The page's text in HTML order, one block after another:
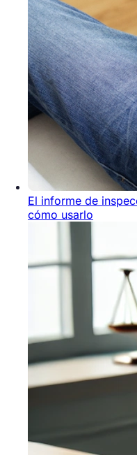
El informe de
cómo usarlo